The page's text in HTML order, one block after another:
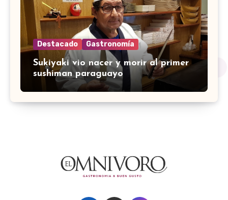
Destacado Gastronomía
Sukiyaki vio nacer y morir al primer
sushiman paraguayo